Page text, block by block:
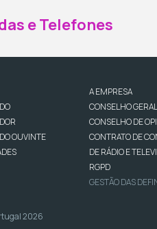
e Telefones
OUVINTE
A EMPRESA
CONSELHO
CONSELHO DE
CONTRATO DE
DE RÁDIO E
RGPD
GESTÃO DAS
2026